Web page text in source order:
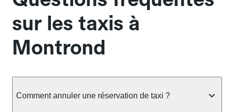
sur les taxis à
Montrond
Comment annuler une réservation de taxi ?